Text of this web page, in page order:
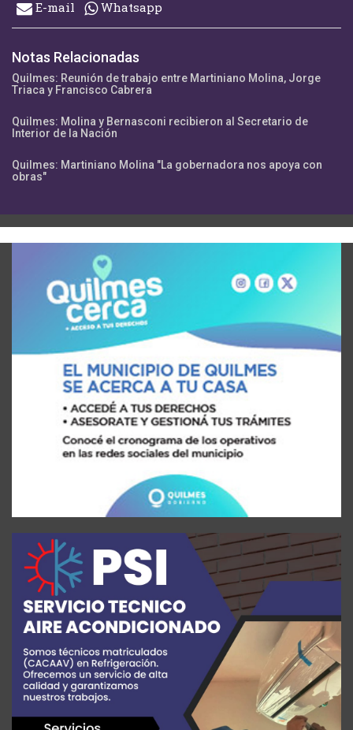
E-mail
Whatsapp
Notas Relacionadas
Quilmes: Reunión de trabajo entre Martiniano Molina, Jorge
Triaca y Francisco Cabrera
Quilmes: Molina y Bernasconi recibieron al Secretario de
Interior de la Nación
Quilmes: Martiniano Molina "La gobernadora nos apoya con
obras"